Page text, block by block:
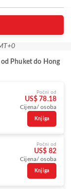
Phuket do Hong
Počni od
US$ 78.18
Cijena/ osoba
Knjiga
Počni od
US$ 82
Cijena/ osoba
Knjiga